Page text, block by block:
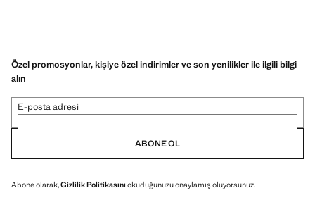
Özel promosyonlar, kişiye özel indirimler ve son yenilikler ile ilgili bilgi
alın
E-posta adresi
ABONE OL
Abone olarak,Gizlilik Politikasını okuduğunuzu onaylamış oluyorsunuz.